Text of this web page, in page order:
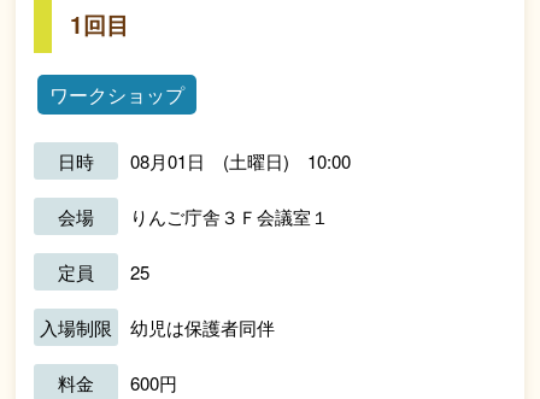
1回目
ワークショップ
日時 08月01日 (土曜日) 10:00
会場 りんご庁舎３Ｆ会議室１
定員 25
入場制限 幼児は保護者同伴
料金 600円